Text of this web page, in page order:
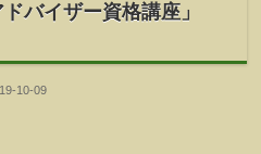
バイザー資格講座」
10-09